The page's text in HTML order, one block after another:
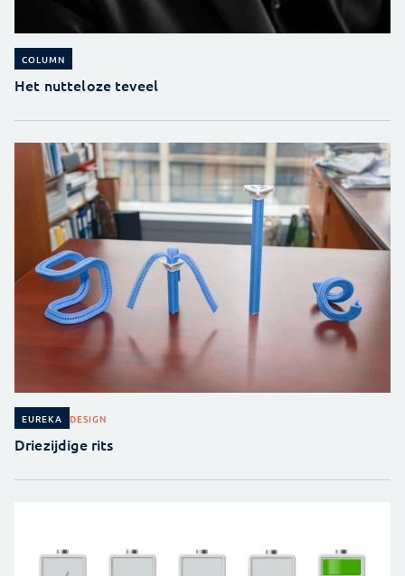
COLUMN
Het nutteloze teveel
EUREKA DESIGN
Driezijdige rits